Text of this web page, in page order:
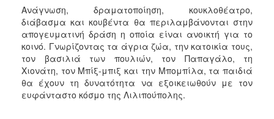
2006
ΤΟΠΟΣ
Ανάγνωση, δραματοποίηση, κουκλοθέατρο,
διάβασμα και κουβέντα θα περιλαμβάνονται στην
απογευματινή δράση η οποία είναι ανοικτή για το
κοινό. Γνωρίζοντας τα άγρια ζώα, την κατοικία τους,
τον βασιλιά των πουλιών, τον Παπαγάλο, τη
Χιονάτη, τον Μπίξ-μπιξ και την Μπομπίλα, τα παιδιά
θα έχουν τη δυνατότητα να εξοικειωθούν με τον
ευφάνταστο κόσμο της Λιλιπούπολης.